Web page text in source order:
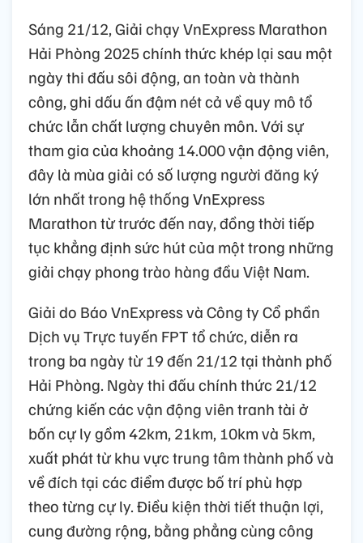
Sáng 21/12, Giải chạy VnExpress Marathon
Hải Phòng 2025 chính thức khép lại sau một
ngày thi đấu sôi động, an toàn và thành
công, ghi dấu ấn đậm nét cả về quy mô tổ
chức lẫn chất lượng chuyên môn. Với sự
tham gia của khoảng 14.000 vận động viên,
đây là mùa giải có số lượng người đăng ký
lớn nhất trong hệ thống VnExpress
Marathon từ trước đến nay, đồng thời tiếp
tục khẳng định sức hút của một trong những
giải chạy phong trào hàng đầu Việt Nam.
Giải do Báo VnExpress và Công ty Cổ phần
Dịch vụ Trực tuyến FPT tổ chức, diễn ra
trong ba ngày từ 19 đến 21/12 tại thành phố
Hải Phòng. Ngày thi đấu chính thức 21/12
chứng kiến các vận động viên tranh tài ở
bốn cự ly gồm 42km, 21km, 10km và 5km,
xuất phát từ khu vực trung tâm thành phố và
về đích tại các điểm được bố trí phù hợp
theo từng cự ly. Điều kiện thời tiết thuận lợi,
cung đường rộng, bằng phẳng cùng công